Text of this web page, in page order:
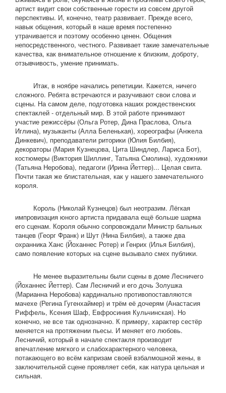
артист видит свои собственные горести из совсем другой
перспективы. И, конечно, театр развивает. Прежде всего,
навык общения, который в наше время постепенно
утрачивается и поэтому особенно ценен. Общения
непосредственного, честного. Развивает такие замечательные
качества, как внимательное отношение к близким, доброту,
отзывчивость, умение принимать.
Итак, в ноябре начались репетиции. Кажется, ничего
сложного. Ребята встречаются и разучивают свои слова и
сцены. На самом деле, подготовка наших рождественских
спектаклей - отдельный мир. В этой работе принимают
участие режиссёры (Ольга Ротер, Дина Праслова, Ольга
Иглина), музыканты (Алла Беленькая), хореографы (Анжела
Динкевич), преподаватели риторики (Юлия Билбия),
декораторы (Мария Кузнецова, Цита Шиндлер, Лариса Бот),
костюмеры (Виктория Шиллинг, Татьяна Смолина), художники
(Татьяна Неробова), педагоги (Ирина Йеттер)... Целая свита.
Почти такая же блистательная, как у нашего замечательного
короля.
Король (Николай Кузнецов) был неотразим. Лёгкая
импровизация юного артиста придавала ещё больше шарма
его сценам. Короля обычно сопровождали Министр бальных
танцев (Георг Франк) и Шут (Нина Билбия), а также два
охранника Ханс (Йоханнес Ротер) и Генрих (Илья Билбия),
само появление которых на сцене вызывало смех публики.
Не менее выразительны были сцены в доме Лесничего
(Йоханнес Йеттер). Сам Лесничий и его дочь Золушка
(Марианна Неробова) кардинально противопоставляются
мачехе (Регина Гугенхаймер) и трём её дочерям (Анастасия
Риффель, Ксения Шаф, Евфросиния Кульчинская). Но
конечно, не все так однозначно. К примеру, характер сестёр
меняется на протяжении пьесы. И меняет его любовь.
Лесничий, который в начале спектакля производит
впечатление мягкого и слабохарактерного человека,
потакающего во всём капризам своей взбалмошной жены, в
заключительной сцене проявляет себя, как натура цельная и
сильная.